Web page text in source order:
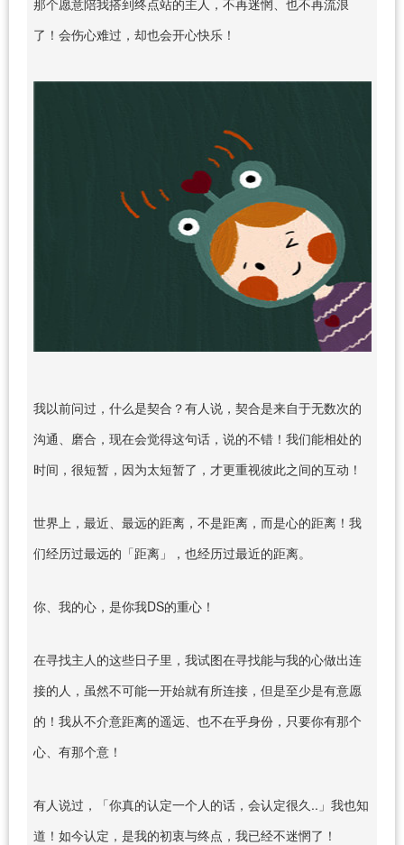
了！会伤心难过，却也会开心快乐！
我以前问过，什么是契合？有人说，契合是来自于无数次的
沟通、磨合，现在会觉得这句话，说的不错！我们能相处的
时间，很短暂，因为太短暂了，才更重视彼此之间的互动！
世界上，最近、最远的距离，不是距离，而是心的距离！我
们经历过最远的「距离」，也经历过最近的距离。
你、我的心，是你我DS的重心！
在寻找主人的这些日子里，我试图在寻找能与我的心做出连
接的人，虽然不可能一开始就有所连接，但是至少是有意愿
的！我从不介意距离的遥远、也不在乎身份，只要你有那个
心、有那个意！
有人说过，「你真的认定一个人的话，会认定很久..」我也知
道！如今认定，是我的初衷与终点，我已经不迷惘了！